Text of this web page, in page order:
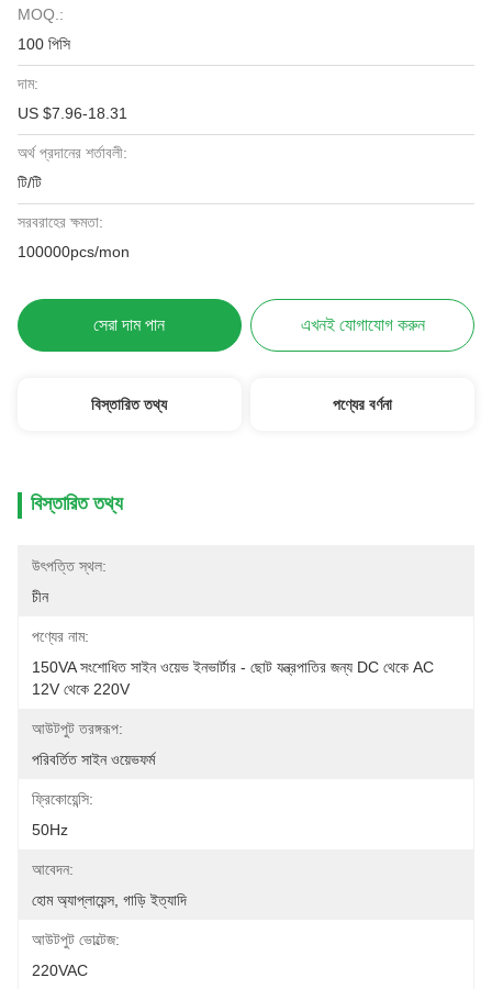
MOQ.:
100 পিসি
দাম:
US $7.96-18.31
অর্থ প্রদানের শর্তাবলী:
টি/টি
সরবরাহের ক্ষমতা:
100000pcs/mon
সেরা দাম পান এখনই যোগাযোগ করুন
বিস্তারিত তথ্য পণ্যের বর্ণনা
বিস্তারিত তথ্য
উৎপত্তি স্থল:
চীন
পণ্যের নাম:
150VA সংশোধিত সাইন ওয়েভ ইনভার্টার - ছোট যন্ত্রপাতির জন্য DC থেকে AC
12V থেকে 220V
আউটপুট তরঙ্গরূপ:
পরিবর্তিত সাইন ওয়েভফর্ম
ফ্রিকোয়েন্সি:
50Hz
আবেদন:
হোম অ্যাপ্লায়েন্স, গাড়ি ইত্যাদি
আউটপুট ভোল্টেজ:
220VAC